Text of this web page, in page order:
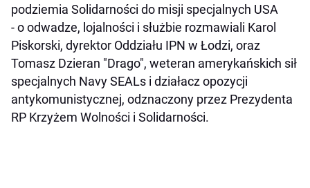
podziemia Solidarności do misji specjalnych USA
- o odwadze, lojalności i służbie rozmawiali Karol
Piskorski, dyrektor Oddziału IPN w Łodzi, oraz
Tomasz Dzieran "Drago", weteran amerykańskich sił
specjalnych Navy SEALs i działacz opozycji
antykomunistycznej, odznaczony przez Prezydenta
RP Krzyżem Wolności i Solidarności.